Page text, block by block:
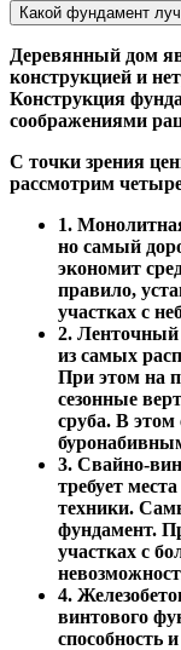
Какой фундамент
Деревянный дом
конструкцией и
Конструкция
соображениями
С точки зрения
рассмотрим
1.
но самый
экономит
правило,
участках с
2.
из самых
При этом на
сезонные
сруба. В этом
3. Свайно-
требует
техники.
фундамент.
участках с
4.
винтового
способность